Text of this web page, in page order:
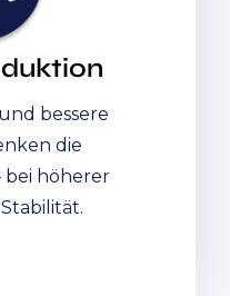
bessere
die
bei höherer